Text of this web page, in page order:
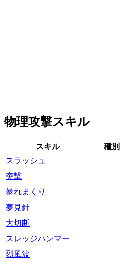
物理攻撃スキル
スキル 種別
スラッシュ
突撃
暴れまくり
夢見針
大切断
スレッジハンマー
烈風波